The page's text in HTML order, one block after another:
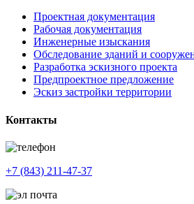
Проектная документация
Рабочая документация
Инженерные изыскания
Обследование зданий и
Разработка эскизного проекта
Предпроектное предложение
Эскиз застройки территории
Контакты
+7 (843) 211-47-37